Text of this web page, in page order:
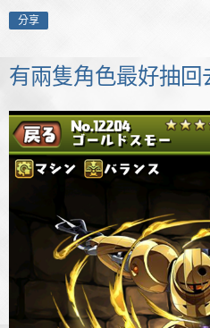
分享
有兩隻角色最好抽回